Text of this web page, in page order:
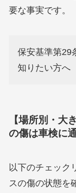
要な事実です。
保安基準第29
知りたい方へ
【場所別・大
の傷は車検に
以下のチェック
スの傷の状態を